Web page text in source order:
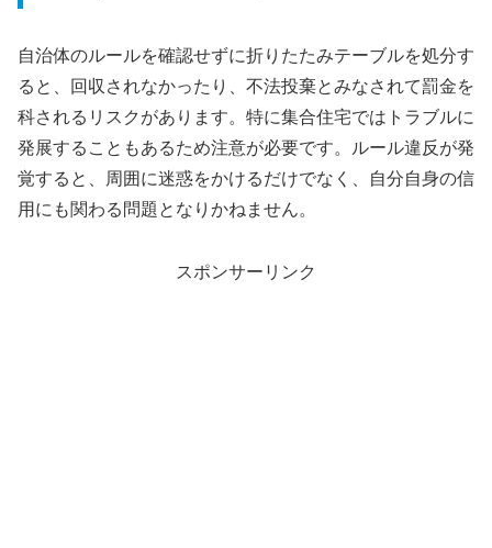
自治体のルールを確認せずに折りたたみテーブルを処分す
ると、回収されなかったり、不法投棄とみなされて罰金を
科されるリスクがあります。特に集合住宅ではトラブルに
発展することもあるため注意が必要です。ルール違反が発
覚すると、周囲に迷惑をかけるだけでなく、自分自身の信
用にも関わる問題となりかねません。
スポンサーリンク